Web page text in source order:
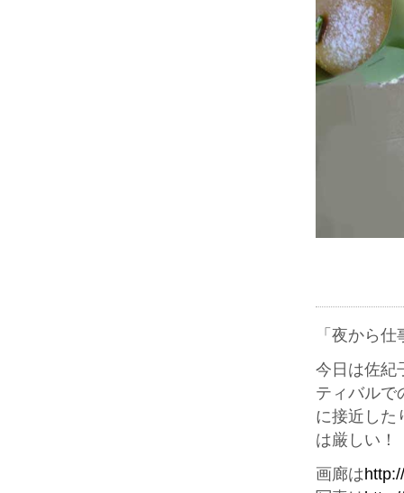
「夜から仕
今日は佐紀
ティバルで
に接近した
は厳しい！
画廊は